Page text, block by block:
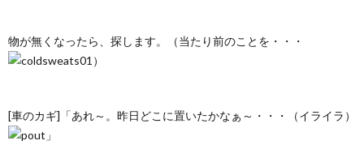
物が無くなったら、探します。（当たり前のことを・・・
）
[車のカギ]「あれ～。昨日どこに置いたかなぁ～・・・（イライラ）
」